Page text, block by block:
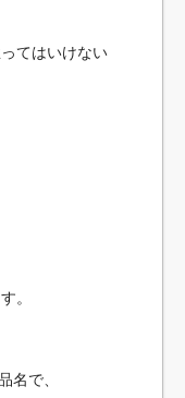
てはいけない
。
名で、